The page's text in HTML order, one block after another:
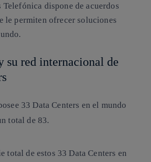
dispone de acuerdos
le permiten ofrecer soluciones
su red internacional de
33 Data Centers en el mundo
total de 83.
total de estos 33 Data Centers en